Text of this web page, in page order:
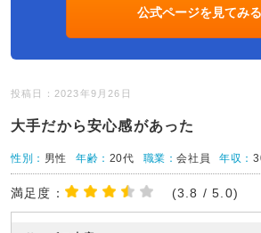
公式ページを見てみる
投稿日：2023年9月26日
大手だから安心感があった
性別： 男性 年齢： 20代 職業：会社員 年収：
満足度： (3.8 / 5.0)